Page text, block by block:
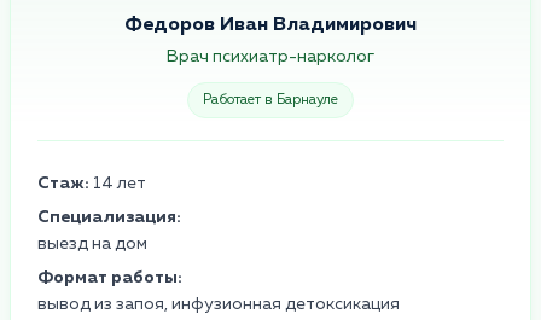
Федоров Иван Владимирович
Врач психиатр-нарколог
Работает в Барнауле
Стаж: 14 лет
Специализация:
выезд на дом
Формат работы:
вывод из запоя, инфузионная детоксикация